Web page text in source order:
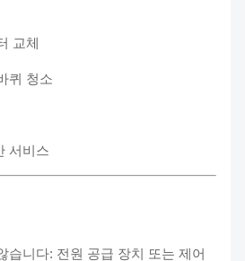
교체
퀴 청소
서비스
습니다: 전원 공급 장치 또는 제어